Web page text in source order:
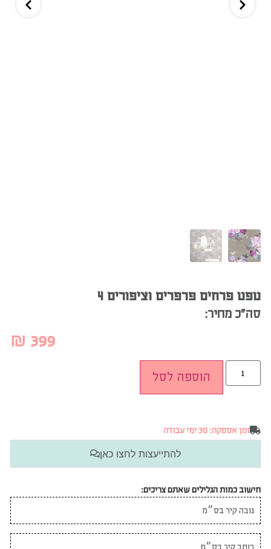
טפט פרחים פרפרים וציפורים 4
סה”כ מחיר:
₪ 399
הוספה לסל
זמן אספקה: 30 ימי עבודה
להתייעצות לחצו כאן
חישוב כמות הגלילים שאתם צריכים: